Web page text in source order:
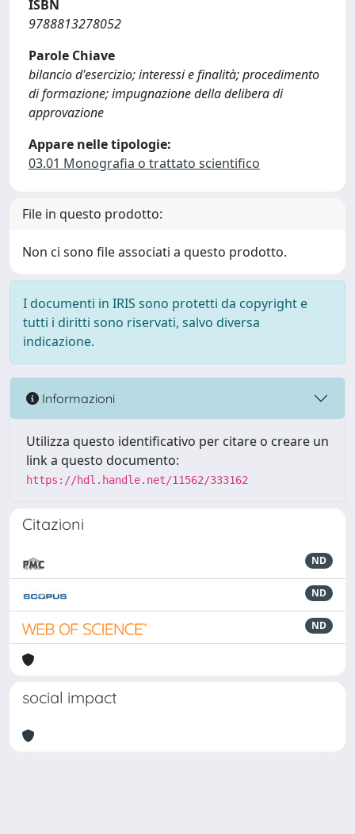
ISBN
9788813278052
Parole Chiave
bilancio d'esercizio; interessi e finalità; procedimento
di formazione; impugnazione della delibera di
approvazione
Appare nelle tipologie:
03.01 Monografia o trattato scientifico
File in questo prodotto:
Non ci sono file associati a questo prodotto.
I documenti in IRIS sono protetti da copyright e
tutti i diritti sono riservati, salvo diversa
indicazione.
Informazioni
Utilizza questo identificativo per citare o creare un
link a questo documento:
https://hdl.handle.net/11562/333162
Citazioni
ND
ND
ND
social impact